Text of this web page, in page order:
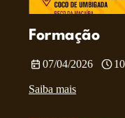
Formação
07/04/2026
Saiba mais